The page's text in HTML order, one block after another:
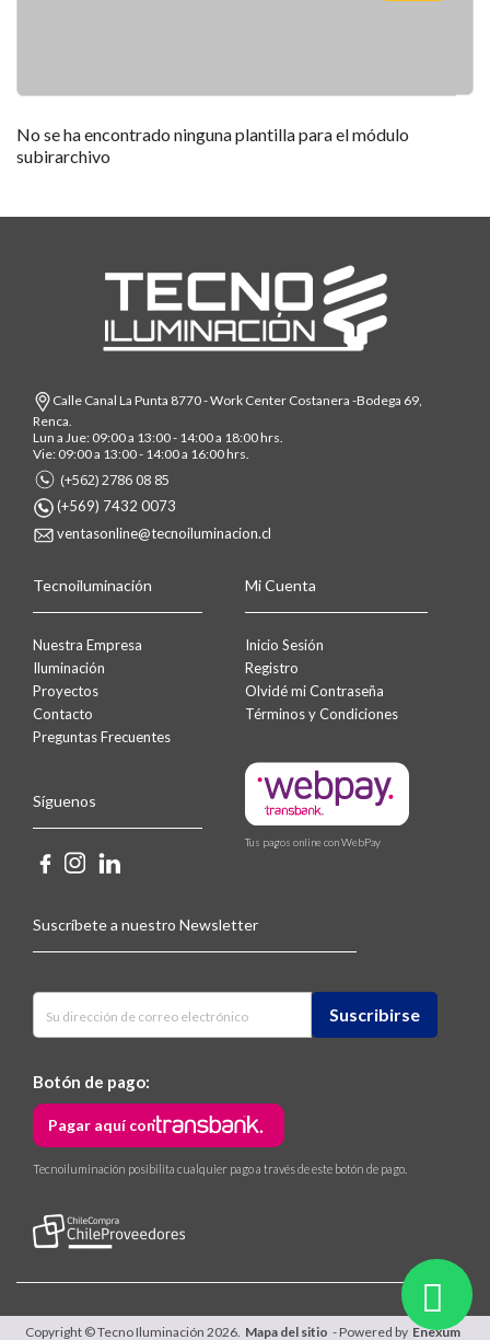
No se ha encontrado ninguna plantilla para el módulo
subirarchivo
Calle Canal La Punta 8770 - Work Center Costanera -Bodega 69,
Renca.
Lun a Jue: 09:00 a 13:00 - 14:00 a 18:00 hrs.
Vie: 09:00 a 13:00 - 14:00 a 16:00 hrs.
(+562) 2786 08 85
(+569) 7432 0073
ventasonline@tecnoiluminacion.cl
Tecnoiluminación
Nuestra Empresa
Iluminación
Proyectos
Contacto
Preguntas Frecuentes
Síguenos
Mi Cuenta
Inicio Sesión
Registro
Olvidé mi Contraseña
Términos y Condiciones
Tus pagos online con WebPay
Suscríbete a nuestro Newsletter
Botón de pago:
Pagar aquí con
Tecnoiluminación posibilita cualquier pago a través de este botón de pago.
Copyright © Tecno Iluminación 2026. Mapa del sitio - Powered by Enexum